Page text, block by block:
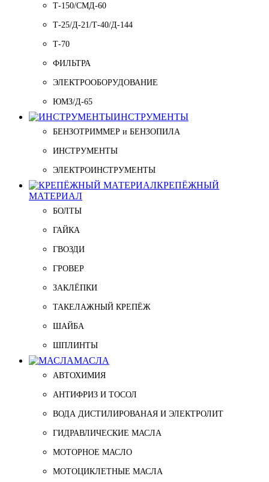
Т-150/СМД-60
Т-25/Д-21/Т-40/Д-144
Т-70
ФИЛЬТРА
ЭЛЕКТРООБОРУДОВАНИЕ
ЮМЗ/Д-65
ИНСТРУМЕНТЫ
БЕНЗОТРИММЕР и БЕНЗОПИЛА
ИНСТРУМЕНТЫ
ЭЛЕКТРОИНСТРУМЕНТЫ
КРЕПЁЖНЫЙ
МАТЕРИАЛ
БОЛТЫ
ГАЙКА
ГВОЗДИ
ГРОВЕР
ЗАКЛЁПКИ
ТАКЕЛАЖНЫЙ КРЕПЁЖ
ШАЙБА
ШПЛИНТЫ
МАСЛА
АВТОХИМИЯ
АНТИФРИЗ И ТОСОЛ
ВОДА ДИСТИЛИРОВАНАЯ И ЭЛЕКТРОЛИТ
ГИДРАВЛИЧЕСКИЕ МАСЛА
МОТОРНОЕ МАСЛО
МОТОЦИКЛЕТНЫЕ МАСЛА